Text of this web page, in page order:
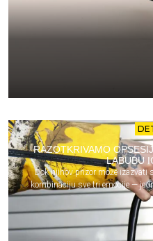
RAZOTKRIVAMO
LABUBU
Dok njihov prizor može
kombinaciju sve tri emocije —